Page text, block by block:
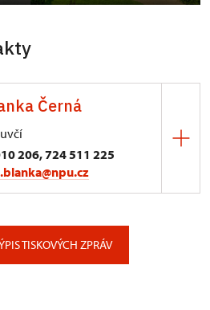
Černá
206, 724 511 225
TISKOVÝCH ZPRÁV